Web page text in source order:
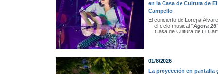
en la Casa de Cultura de El
Campello
El concierto de Lorena
el ciclo musical “Ágora 26
Casa de Cultura de El
01/8/2026
La proyección en pantalla